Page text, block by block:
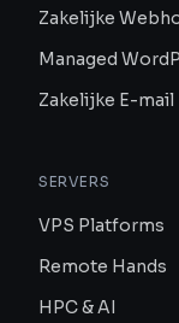
Zakelijke
Managed
Zakelijke E-mail
SERVERS
VPS Platforms
Remote Hands
HPC & AI